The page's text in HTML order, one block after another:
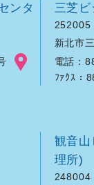
ンタ
三芝
252005
新北市
電話：
ﾌｧｸｽ：
観音
理所)
248004